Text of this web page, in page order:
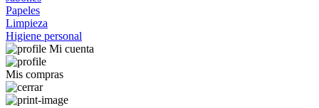
Papeles
Limpieza
Higiene personal
Mi cuenta
Mis compras